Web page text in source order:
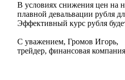
В условиях снижения цен на
плавной девальвации рубля
Эффективный курс рубля
С уважением, Громов Игорь,
трейдер, финансовая